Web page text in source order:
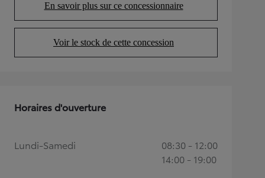
En savoir plus sur ce concessionnaire
(Opens in new tab)
Voir le stock de cette concession
(Opens in new tab)
Horaires d'ouverture
Lundi-Samedi
08:30 - 12:00
14:00 - 19:00